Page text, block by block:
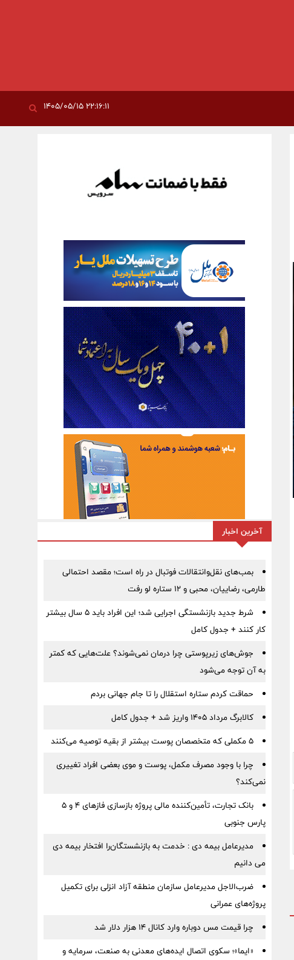
آخرین اخبار
بمب‌های نقل‌وانتقالات فوتبال در راه است؛ مقصد احتمالی
طارمی، رضاییان، محبی و ۱۲ ستاره لو رفت
شرط جدید بازنشستگی اجرایی شد؛ این افراد باید ۵ سال بیشتر
کار کنند + جدول کامل
جوش‌های زیرپوستی چرا درمان نمی‌شوند؟ علت‌هایی که کمتر
به آن توجه می‌شود
حماقت کردم ستاره استقلال را تا جام جهانی بردم
کالابرگ مرداد ۱۴۰۵ واریز شد + جدول کامل
۵ مکملی که متخصصان پوست بیشتر از بقیه توصیه می‌کنند
چرا با وجود مصرف مکمل، پوست و موی بعضی افراد تغییری
نمی‌کند؟
بانک تجارت، تأمین‌کننده مالی پروژه بازسازی فازهای ۴ و ۵
پارس جنوبی
مدیرعامل بیمه دی : خدمت به بازنشستگان‌را افتخار بیمه دی
می دانیم
ضرب‌الاجل مدیرعامل سازمان منطقه آزاد انزلی برای تكمیل
پروژه‌های عمرانی
چرا قیمت مس دوباره وارد کانال ۱۴ هزار دلار شد
«ایما»؛ سکوی اتصال ایده‌های معدنی به صنعت، سرمایه و